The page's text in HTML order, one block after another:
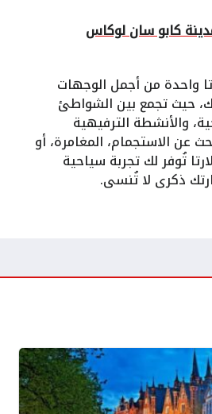
كابو سان لوكاس
واحدة من أجمل الوجهات
حيث تجمع بين الشواطئ
والأنشطة الترفيهية
عن الاستجمام، المغامرة، أو
تُوفر لك تجربة سياحية
ذكرى لا تُنسى.